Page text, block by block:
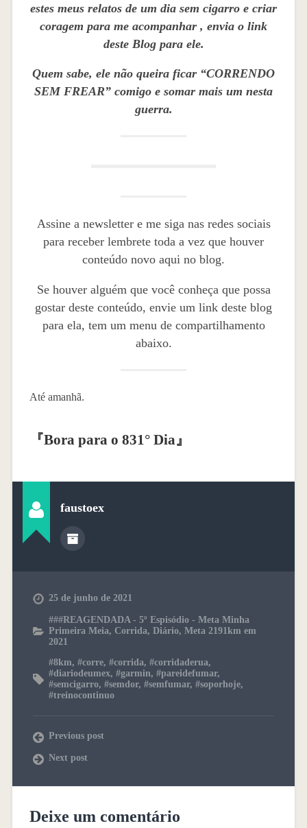
estes meus relatos de um dia sem cigarro e criar
coragem para me acompanhar , envia o link
deste Blog para ele.
Quem sabe, ele não queira ficar “CORRENDO
SEM FREAR” comigo e somar mais um nesta
guerra.
Assine a newsletter e me siga nas redes sociais
para receber lembrete toda a vez que houver
conteúdo novo aqui no blog.
Se houver alguém que você conheça que possa
gostar deste conteúdo, envie um link deste blog
para ela, tem um menu de compartilhamento
abaixo.
Até amanhã.
『Bora para o 831° Dia』
faustoex
25 de junho de 2021
###REAGENDADA - 5º Espisódio - Meta Minha
Primeira Meia, Corrida, Diário, Meta 2191km em
2021
#8km, #corre, #corrida, #corridaderua,
#diariodeumex, #garmin, #pareidefumar,
#semcigarro, #semdor, #semfumar, #soporhoje,
#treinocontinuo
Previous post
Next post
Deixe um comentário